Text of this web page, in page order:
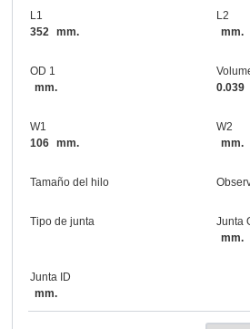
L1
352
mm.
L2
mm.
OD 1
mm.
0.039
W1
106 mm.
W2
mm.
Tamaño del hilo
Tipo de junta
Junta
mm.
Junta ID
mm.